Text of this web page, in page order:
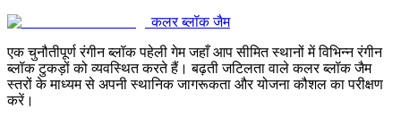
कलर ब्लॉक जैम
एक चुनौतीपूर्ण रंगीन ब्लॉक पहेली गेम जहाँ आप सीमित स्थानों में विभिन्न रंगीन
ब्लॉक टुकड़ों को व्यवस्थित करते हैं। बढ़ती जटिलता वाले कलर ब्लॉक जैम
स्तरों के माध्यम से अपनी स्थानिक जागरूकता और योजना कौशल का परीक्षण
करें।